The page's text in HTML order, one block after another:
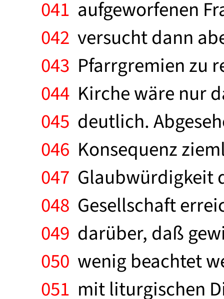
041 aufgeworfenen
042 versucht dann
043 Pfarrgremien zu
044 Kirche wäre nur
045 deutlich.
046 Konsequenz
047 Glaubwürdigkeit
048 Gesellschaft
049 darüber, daß
050 wenig beachtet
051 mit liturgischen